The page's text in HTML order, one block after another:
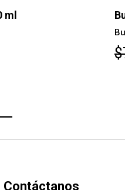
ml
Contáctanos